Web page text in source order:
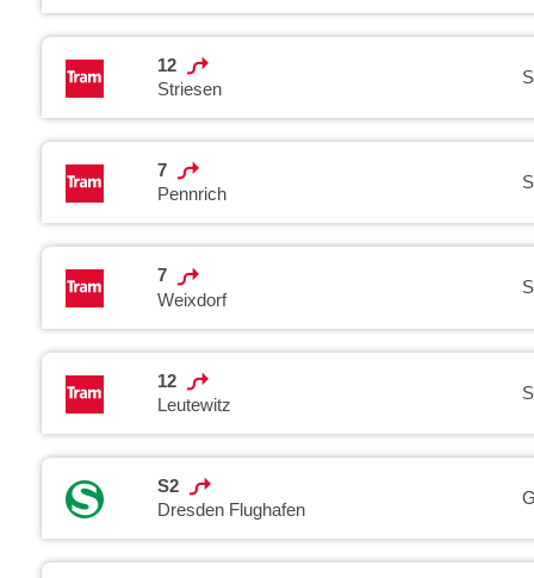
12
Striesen
7
Pennrich
7
Weixdorf
12
Leutewitz
S2
Dresden Flughafen